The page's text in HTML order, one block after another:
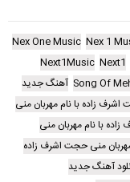
Nex 1
Nex One Music
Next1
Next1Music
Song Of آهنگ جدید
زاده با نام مهربان منی
با نام مهربان منی
منی حجت اشرف زاده
آهنگ جدید